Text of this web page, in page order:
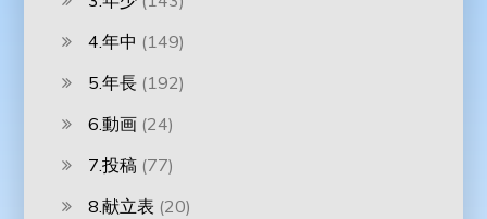
4.年中 (149)
5.年長 (192)
6.動画 (24)
7.投稿 (77)
8.献立表 (20)